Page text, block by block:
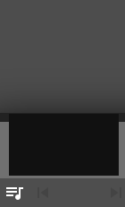
queue_music